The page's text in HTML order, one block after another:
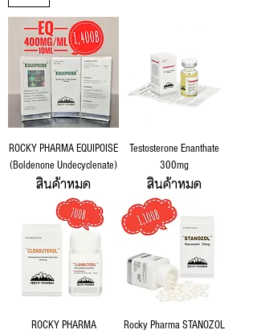
ROCKY PHARMA EQUIPOISE
(Boldenone Undecyclenate)
สินค้าหมด
Testosterone Enanthate
300mg
สินค้าหมด
ROCKY PHARMA
Rocky Pharma STANOZOL